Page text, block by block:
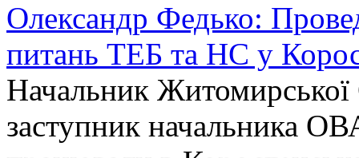
Олександр Федько:
питань ТЕБ та НС у
Начальник
заступник начальника